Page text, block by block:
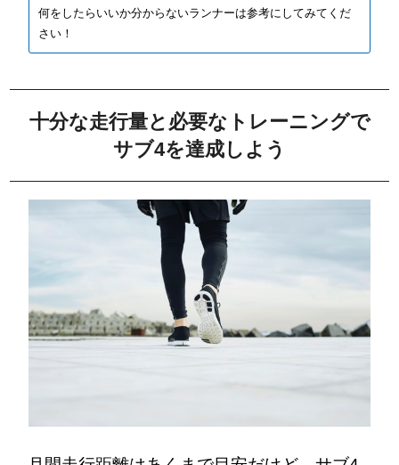
何をしたらいいか分からないランナーは参考にしてみてくだ
さい！
十分な走行量と必要なトレーニングで
サブ4を達成しよう